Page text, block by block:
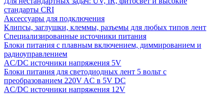
стандарты CRI
Аксессуары для подключения
Клипсы, заглушки, клеммы, разъемы для любых типов лент
Специализированные источники питания
Блоки питания с плавным включением, диммированием и
радиоуправлением
AC/DC источники напряжения 5V
Блоки питания для светодиодных лент 5 вольт с
преобразованием 220V AC в 5V DC
AC/DC источники напряжения 12V